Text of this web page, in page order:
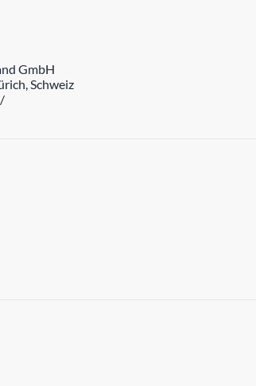
GmbH
Schweiz